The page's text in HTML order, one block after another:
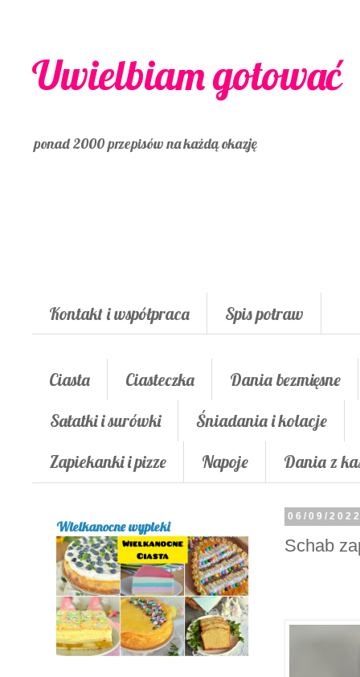
Uwielbiam gotować
ponad 2000 przepisów na każdą okazję
Kontakt i współpraca Spis potraw
Ciasta Ciasteczka
Dania bezmięsne
Sałatki i surówki
Śniadania i kolacje
Zapiekanki i pizze
Napoje Dania z
06/09/
Schab
Wielkanocne wypieki